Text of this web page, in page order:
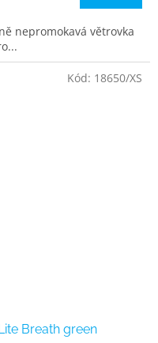
nepromokavá větrovka
Breath green
Kód: 18650/XS